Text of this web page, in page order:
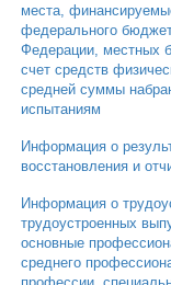
места,
федерального
Федерации, местных
счет средств
средней суммы
испытаниям
Информация о
восстановления и
Информация о
трудоустроенных
основные
среднего